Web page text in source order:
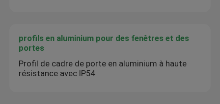
profils en aluminium pour des fenêtres et des
portes
Profil de cadre de porte en aluminium à haute
résistance avec IP54